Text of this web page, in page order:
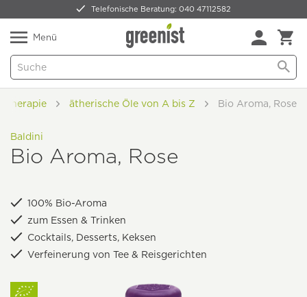
Telefonische Beratung: 040 47112582
Natürlich Pflanzlich Lecker
Menü
ätherische Öle von A bis Z Bio Aroma, Rose
Baldini
Bio Aroma, Rose
100% Bio-Aroma
zum Essen & Trinken
Cocktails, Desserts, Keksen
Verfeinerung von Tee & Reisgerichten